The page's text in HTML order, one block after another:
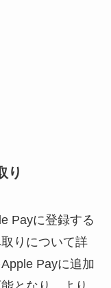
り
Payに登録する
りについて詳
Payに追加